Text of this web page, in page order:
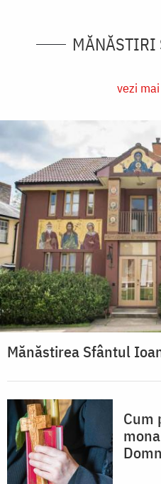
vezi
Mănăstirea Sfântul
Cum